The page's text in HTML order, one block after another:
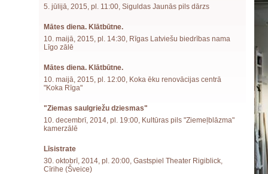
5. jūlijā, 2015, pl. 11:00, Siguldas Jaunās pils dārzs
Mātes diena. Klātbūtne.
10. maijā, 2015, pl. 14:30, Rīgas Latviešu biedrības nama
Līgo zālē
Mātes diena. Klātbūtne.
10. maijā, 2015, pl. 12:00, Koka ēku renovācijas centrā
"Koka Rīga"
"Ziemas saulgriežu dziesmas"
10. decembrī, 2014, pl. 19:00, Kultūras pils "Ziemeļblāzma"
kamerzālē
Līsistrate
30. oktobrī, 2014, pl. 20:00, Gastspiel Theater Rigiblick,
Cīrihe (Šveice)